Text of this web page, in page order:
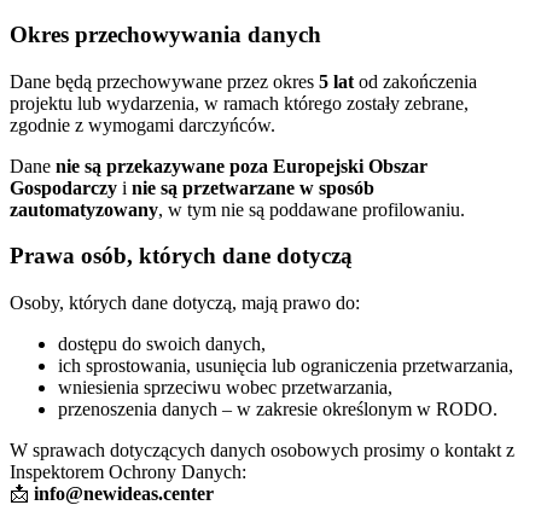
Okres przechowywania danych
Dane będą przechowywane przez okres 5 lat od zakończenia
projektu lub wydarzenia, w ramach którego zostały zebrane,
zgodnie z wymogami darczyńców.
Dane nie są przekazywane poza Europejski Obszar
Gospodarczy i nie są przetwarzane w sposób
zautomatyzowany, w tym nie są poddawane profilowaniu.
Prawa osób, których dane dotyczą
Osoby, których dane dotyczą, mają prawo do:
dostępu do swoich danych,
ich sprostowania, usunięcia lub ograniczenia przetwarzania,
wniesienia sprzeciwu wobec przetwarzania,
przenoszenia danych – w zakresie określonym w RODO.
W sprawach dotyczących danych osobowych prosimy o kontakt z
Inspektorem Ochrony Danych:
📩 info@newideas.center